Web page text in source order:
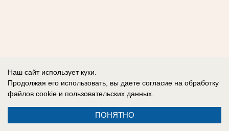
Наш сайт использует куки.
Продолжая его использовать, вы даете согласие на обработку
файлов cookie и пользовательских данных.
ПОНЯТНО